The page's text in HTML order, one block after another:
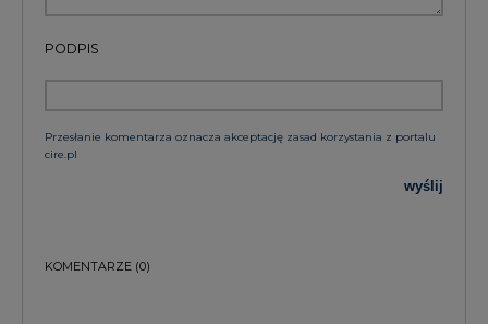
postaci newslettera pocztą elektroniczną od
Agencji Rynku Energii S.A z siedzibą w